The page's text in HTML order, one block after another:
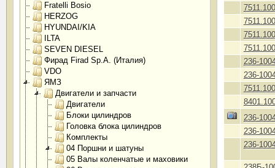
Fratelli Bosio
HERZOG
HYUNDAI/KIA
ILTA
SEVEN DIESEL
Фирад Firad Sp.A. (Италия)
VDO
ЯМЗ
Двигатели и запчасти
Двигатели
Блоки цилиндров
Головка блока цилиндров
Комплекты
04 Поршни и шатуны
05 Валы коленчатые и маховики
236-
236-
236-
236-
236-